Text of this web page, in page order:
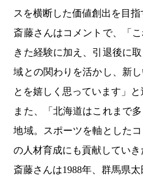
スを横断した価値創出を目指
斎藤さんはコメントで、「
きた経験に加え、引退後に
域との関わりを活かし、新
とを嬉しく思っています」と
また、「北海道はこれまで
地域。スポーツを軸とした
の人材育成にも貢献していき
斎藤さんは1988年、群馬県太